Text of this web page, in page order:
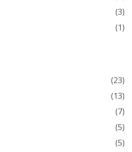
(3)
(1)
(23)
(13)
(7)
(5)
(5)